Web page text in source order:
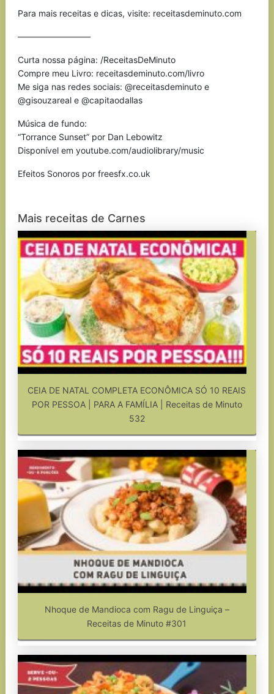
Para mais receitas e dicas, visite: receitasdeminuto.com
————————–
Curta nossa página: /ReceitasDeMinuto
Compre meu Livro: receitasdeminuto.com/livro
Me siga nas redes sociais: @receitasdeminuto e
@gisouzareal e @capitaodallas
Música de fundo:
“Torrance Sunset” por Dan Lebowitz
Disponível em youtube.com/audiolibrary/music
Efeitos Sonoros por freesfx.co.uk
Mais receitas de Carnes
CEIA DE NATAL COMPLETA ECONÔMICA SÓ 10 REAIS
POR PESSOA | PARA A FAMÍLIA | Receitas de Minuto
532
Nhoque de Mandioca com Ragu de Linguiça –
Receitas de Minuto #301